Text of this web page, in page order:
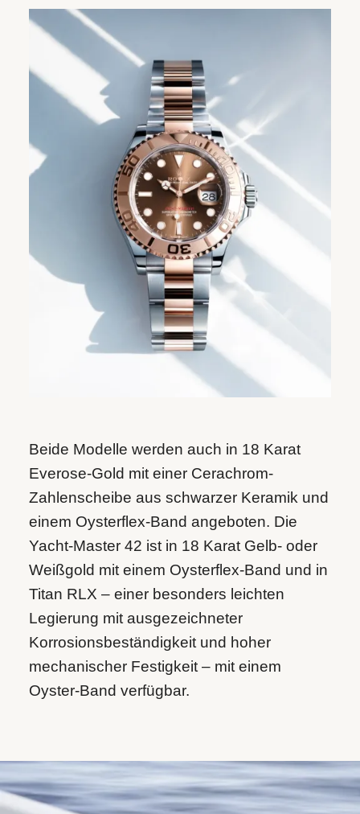
Beide Modelle werden auch in 18 Karat
Everose-Gold mit einer Cerachrom-
Zahlenscheibe aus schwarzer Keramik und
einem Oysterflex-Band angeboten. Die
Yacht-Master 42 ist in 18 Karat Gelb- oder
Weißgold mit einem Oysterflex-Band und in
Titan RLX – einer besonders leichten
Legierung mit ausgezeichneter
Korrosionsbeständigkeit und hoher
mechanischer Festigkeit – mit einem
Oyster-Band verfügbar.